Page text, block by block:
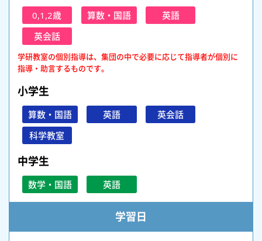
0,1,2歳 算数・国語
英語
英会話
学研教室の個別指導は、集団の中で必要に応じて指導者が個別に
指導・助言するものです。
小学生
算数・国語 英語
英会話
科学教室
中学生
数学・国語 英語
学習日